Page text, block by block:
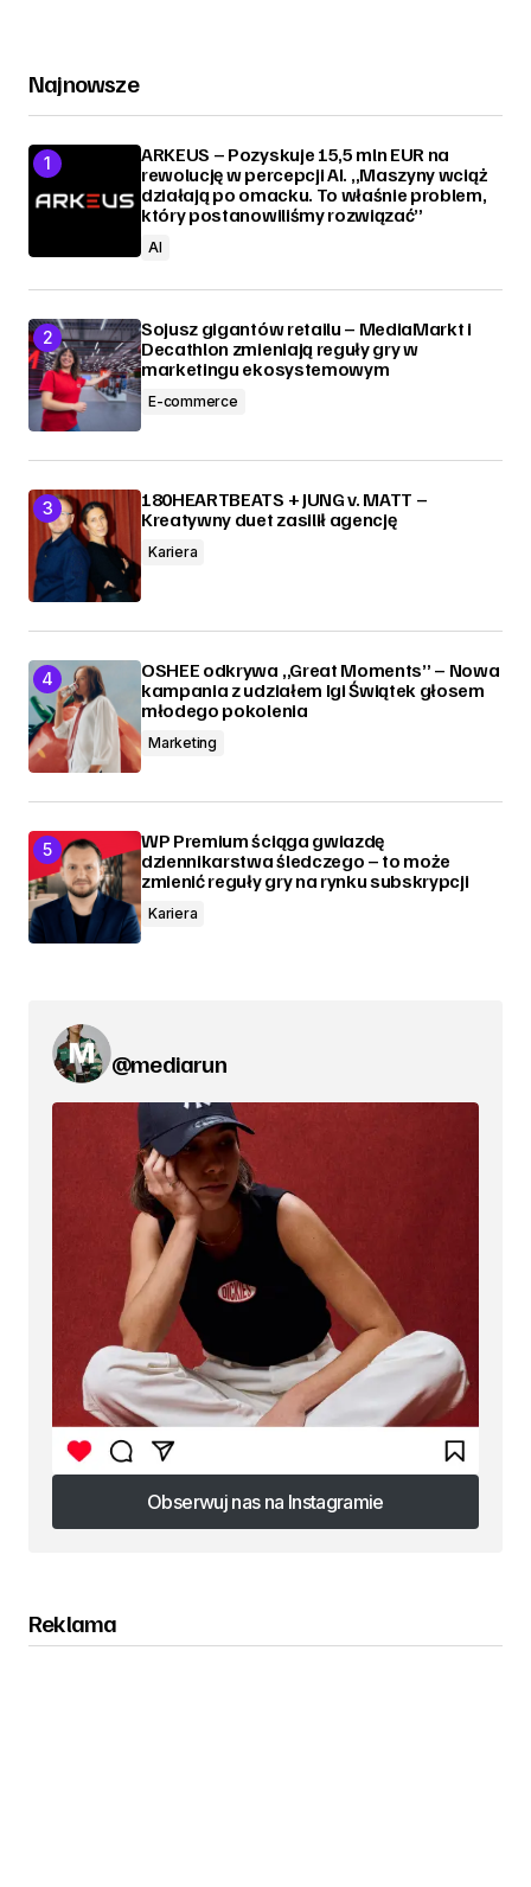
Najnowsze
ARKEUS – Pozyskuje 15,5 mln EUR na
rewolucję w percepcji AI. „Maszyny wciąż
działają po omacku. To właśnie problem,
który postanowiliśmy rozwiązać”
AI
Sojusz gigantów retailu – MediaMarkt i
Decathlon zmieniają reguły gry w
marketingu ekosystemowym
E-commerce
180HEARTBEATS + JUNG v. MATT –
Kreatywny duet zasilił agencję
Kariera
OSHEE odkrywa „Great Moments” – Nowa
kampania z udziałem Igi Świątek głosem
młodego pokolenia
Marketing
WP Premium ściąga gwiazdę
dziennikarstwa śledczego – to może
zmienić reguły gry na rynku subskrypcji
Kariera
@mediarun
Obserwuj nas na Instagramie
Obserwuj nas na Instagramie
Reklama